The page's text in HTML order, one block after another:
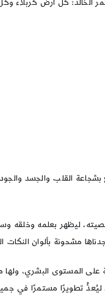
الخالد: كل أرض
القلب والجسد
ليظهر بعلمه وخلقه
وجدناها مشحونة بألوان
المستوى البشري، ولها
ليُعدُّ تطويرًا مستمرًا في